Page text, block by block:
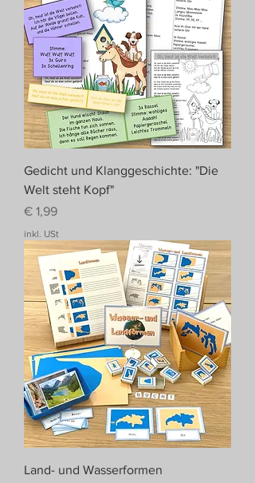
Gedicht und Klanggeschichte: "Die
Welt steht Kopf"
Preis
€ 1,99
inkl. USt
Land- und Wasserformen